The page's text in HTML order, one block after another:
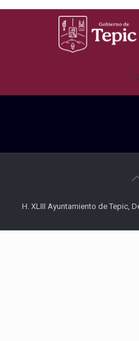
H. XLIII Ayuntamiento de Tepic,